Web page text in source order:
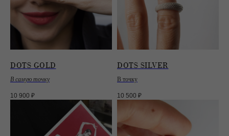
DOTS GOLD
В самую точку
10 900 ₽
DOTS SILVER
В точку
10 500 ₽
О НАС ГДЕ КУПИТЬ?
ПАРТНЕРАМ
ПОКУПАТЕЛЯМ ИНФОРМАЦИЯ
СМИ